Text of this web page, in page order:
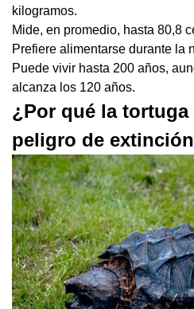
kilogramos.
Mide, en promedio, hasta 80,8
Prefiere alimentarse durante la
Puede vivir hasta 200 años,
alcanza los 120 años.
¿Por qué la tortuga
peligro de